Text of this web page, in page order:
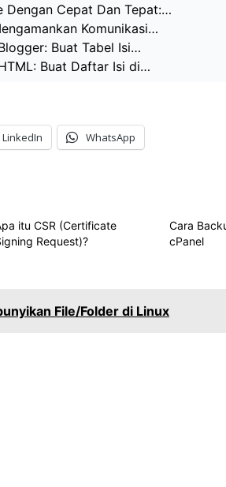
Cepat Dan Tepat:…
Komunikasi…
Buat Tabel Isi…
Buat Daftar Isi di…
LinkedIn WhatsApp
itu CSR (Certificate
Request)?
Cara
cPanel
File/Folder di Linux